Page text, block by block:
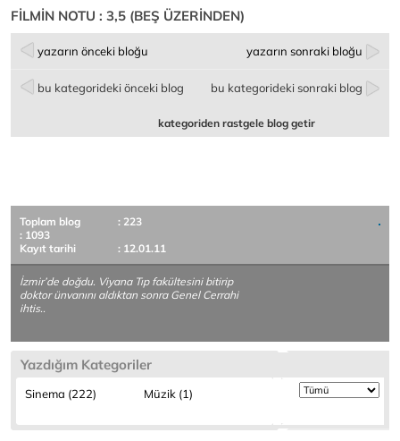
FİLMİN NOTU : 3,5 (BEŞ ÜZERİNDEN)
yazarın önceki bloğu yazarın sonraki bloğu
bu kategorideki önceki blog bu kategorideki sonraki blog
kategoriden rastgele blog getir
Toplam blog
: 223
: 1093
Kayıt tarihi
: 12.01.11
İzmir’de doğdu. Viyana Tıp fakültesini bitirip
doktor ünvanını aldıktan sonra Genel Cerrahi
ihtis..
Yazdığım Kategoriler
Sinema (222) Müzik (1)